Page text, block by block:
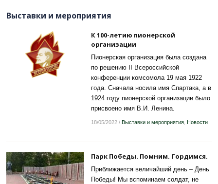
Выставки и мероприятия
К 100-летию пионерской
организации
Пионерская организация была создана
по решению II Всероссийской
конференции комсомола 19 мая 1922
года. Сначала носила имя Спартака, а в
1924 году пионерской организации было
присвоено имя В.И. Ленина.
18/05/2022/ Выставки и мероприятия, Новости
Парк Победы. Помним. Гордимся.
Приближается величайший день – День
Победы! Мы вспоминаем солдат, не